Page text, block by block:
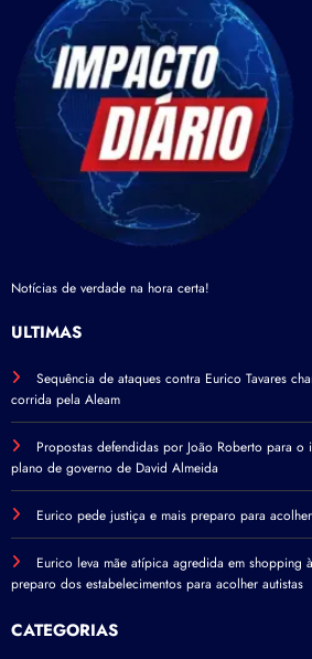
Notícias de verdade na hora certa!
ÚLTIMAS
Sequência de ataques contra Eurico Tavares
corrida pela Aleam
Propostas defendidas por João Roberto para
plano de governo de David Almeida
Eurico pede justiça e mais preparo para
Eurico leva mãe atípica agredida em shopping
preparo dos estabelecimentos para acolher autistas
CATEGORIAS